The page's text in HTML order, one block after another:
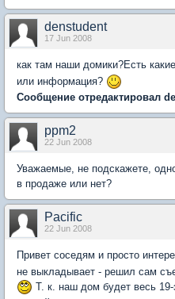
denstudent
17 Jun 2008
как там наши домики?Есть
или информация?
Сообщение отредактировал
ppm2
22 Jun 2008
Уважаемые, не подскажете,
в продаже или нет?
Pacific
22 Jun 2008
Привет соседям и просто
не выкладывает - решил сам
Т. к. наш дом будет весь